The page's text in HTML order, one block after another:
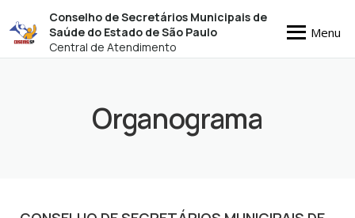
Conselho de Secretários Municipais de
Saúde do Estado de São Paulo
Central de Atendimento
Menu
Organograma